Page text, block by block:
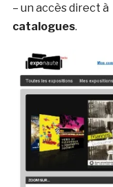
– un accès direct à
catalogues.